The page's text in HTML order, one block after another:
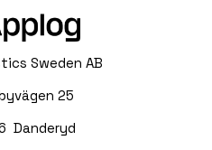
Sweden AB
25
Danderyd